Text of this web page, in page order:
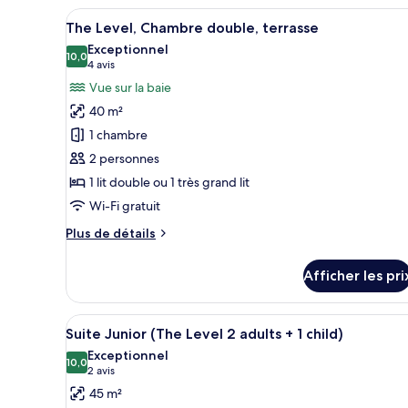
Afficher
toutes
les
photos
pour
ce
type
de
chambre :
The
Level,
terrasse
Un balcon avec des fauteuils,
10
The Level, Chambre double, terrasse
10,010,0 sur 10
Exceptionnel
4 avis
(4 avis)
Vue sur la baie
40 m²
1 chambre
2 personnes
1 lit double ou 1 très grand lit
Wi-Fi gratuit
Plus de détails
Plus
The
Level,
Chambre
double,
terrasse
Afficher les
Afficher
toutes
les
photos
Une chambre d’hôtel
6
Suite Junior (The Level 2 adults + 1 child)
10,010,0 sur 10
Exceptionnel
2 avis
(2 avis)
45 m²